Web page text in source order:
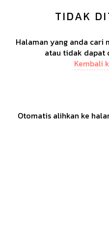
TIDAK
Halaman yang anda cari
atau tidak dapat
Kembali
Otomatis alihkan ke